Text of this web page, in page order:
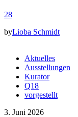
28
byLioba Schmidt
Aktuelles
Ausstellungen
Kurator
Q18
vorgestellt
3. Juni 2026